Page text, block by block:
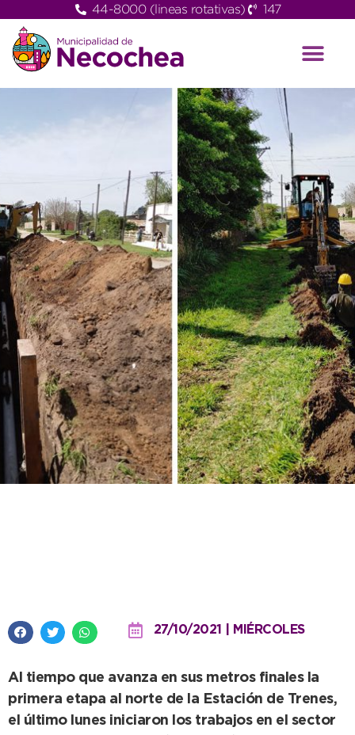
44-8000 (lineas rotativas) 147
27/10/2021 | MIÉRCOLES
Al tiempo que avanza en sus metros finales la
primera etapa al norte de la Estación de Trenes,
el último lunes iniciaron los trabajos en el sector